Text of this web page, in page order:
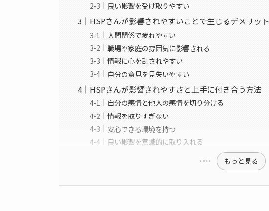
良い影響を受け取りやすい
HSPさんが影響されやすいことで生じるデメリット
人間関係で疲れやすい
職場や家庭の雰囲気に影響される
情報に心を乱されやすい
自分の意見を見失いやすい
HSPさんが影響されやすさと上手に付き合う方法
自分の感情と他人の感情を切り分ける
情報を取りすぎない
安心できる環境を持つ
良い影響を意識的に取り入れる
もっと見る